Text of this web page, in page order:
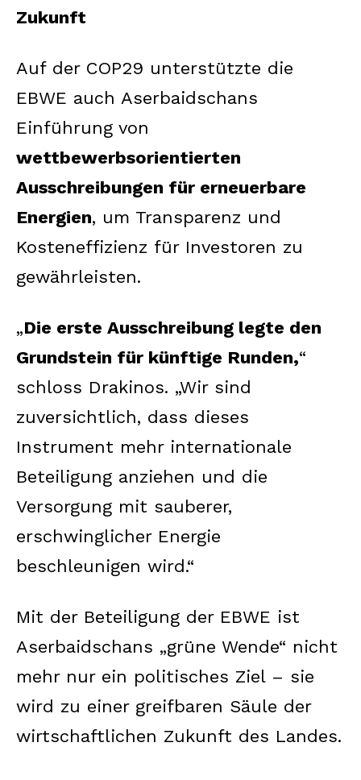
Company
Contact us
Zukunft
Auf der COP29 unterstützte die
EBWE auch Aserbaidschans
Einführung von
wettbewerbsorientierten
Ausschreibungen für erneuerbare
Energien, um Transparenz und
Kosteneffizienz für Investoren zu
gewährleisten.
„Die erste Ausschreibung legte den
Grundstein für künftige Runden,“
schloss Drakinos. „Wir sind
zuversichtlich, dass dieses
Instrument mehr internationale
Beteiligung anziehen und die
Versorgung mit sauberer,
erschwinglicher Energie
beschleunigen wird.“
Mit der Beteiligung der EBWE ist
Aserbaidschans „grüne Wende“ nicht
mehr nur ein politisches Ziel – sie
wird zu einer greifbaren Säule der
wirtschaftlichen Zukunft des Landes.